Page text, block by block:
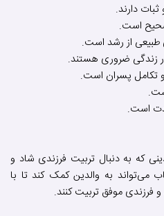
دارند.
صحیح است.
طبیعی از رشد است.
زندگی ضروری هستند.
تکامل پسران است.
است.
که به دنبال تربیت فرزندی شاد و
می‌تواند به والدین کمک کند تا با
موفق تربیت کنند.